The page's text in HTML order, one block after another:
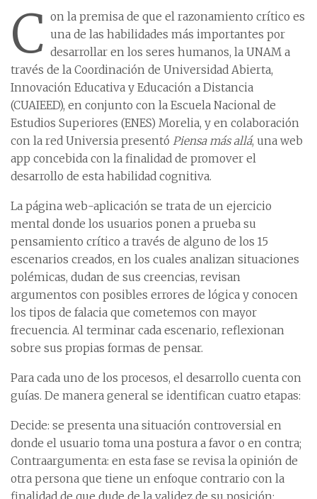
C on la premisa de que el razonamiento crítico es
una de las habilidades más importantes por
desarrollar en los seres humanos, la UNAM a
través de la Coordinación de Universidad Abierta,
Innovación Educativa y Educación a Distancia
(CUAIEED), en conjunto con la Escuela Nacional de
Estudios Superiores (ENES) Morelia, y en colaboración
con la red Universia presentó Piensa más allá, una web
app concebida con la finalidad de promover el
desarrollo de esta habilidad cognitiva.
La página web-aplicación se trata de un ejercicio
mental donde los usuarios ponen a prueba su
pensamiento crítico a través de alguno de los 15
escenarios creados, en los cuales analizan situaciones
polémicas, dudan de sus creencias, revisan
argumentos con posibles errores de lógica y conocen
los tipos de falacia que cometemos con mayor
frecuencia. Al terminar cada escenario, reflexionan
sobre sus propias formas de pensar.
Para cada uno de los procesos, el desarrollo cuenta con
guías. De manera general se identifican cuatro etapas:
Decide: se presenta una situación controversial en
donde el usuario toma una postura a favor o en contra;
Contraargumenta: en esta fase se revisa la opinión de
otra persona que tiene un enfoque contrario con la